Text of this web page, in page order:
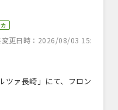
変更日時：2026/08/03 15:
ツァ長崎」にて、フロン